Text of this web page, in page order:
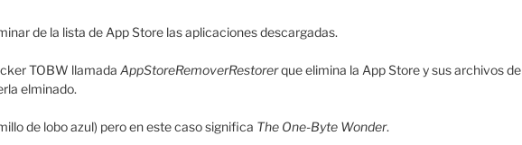
de la lista de App Store las aplicaciones descargadas.
TOBW llamada AppStoreRemoverRestorerque elimina la App Store y sus archivos de
elminado.
de lobo azul) pero en este caso significa The One-Byte Wonder.